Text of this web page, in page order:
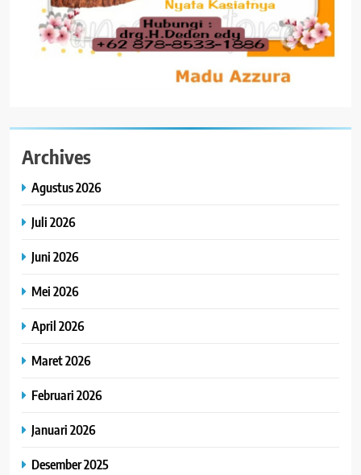
Archives
Agustus 2026
Juli 2026
Juni 2026
Mei 2026
April 2026
Maret 2026
Februari 2026
Januari 2026
Desember 2025